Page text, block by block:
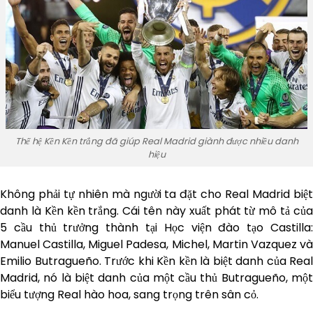
Thế hệ Kền Kền trắng đã giúp Real Madrid giành được nhiều danh
hiệu
Không phải tự nhiên mà người ta đặt cho Real Madrid biệt
danh là Kền kền trắng. Cái tên này xuất phát từ mô tả của
5 cầu thủ trưởng thành tại Học viện đào tạo Castilla:
Manuel Castilla, Miguel Padesa, Michel, Martin Vazquez và
Emilio Butragueño. Trước khi Kền kền là biệt danh của Real
Madrid, nó là biệt danh của một cầu thủ Butragueño, một
biểu tượng Real hào hoa, sang trọng trên sân cỏ.